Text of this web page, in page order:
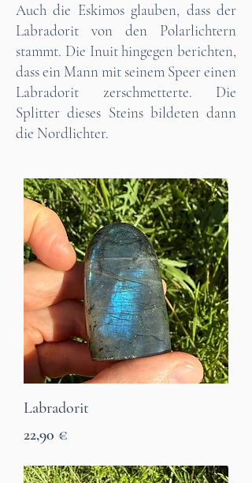
Auch die Eskimos glauben, dass der
Labradorit von den Polarlichtern
stammt. Die Inuit hingegen berichten,
dass ein Mann mit seinem Speer einen
Labradorit zerschmetterte. Die
Splitter dieses Steins bildeten dann
die Nordlichter.
Labradorit
Preis
22,90 €